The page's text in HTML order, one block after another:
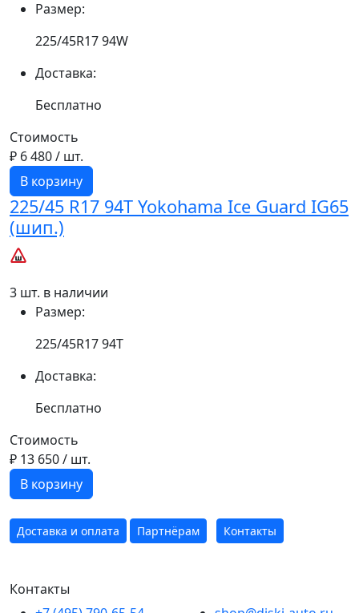
Размер:
225/45R17 94W
Доставка:
Бесплатно
Стоимость
₽ 6 480/ шт.
В корзину
225/45 R17 94T Yokohama Ice Guard IG65
(шип.)
3 шт. в наличии
Размер:
225/45R17 94T
Доставка:
Бесплатно
Стоимость
₽ 13 650/ шт.
В корзину
Доставка и оплата Партнёрам Контакты
Контакты